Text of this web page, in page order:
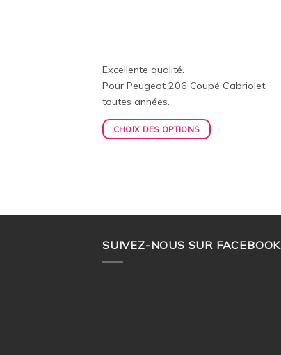
Excellente qualité.
Pour Peugeot 206 Coupé Cabriolet,
toutes années.
CHOIX DES OPTIONS
SUIVEZ-NOUS SUR FACEBOOK